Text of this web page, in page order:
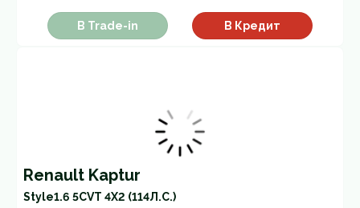
В Trade-in В Кредит
Renault Kaptur
Style1.6 5CVT 4X2 (114Л.С.)